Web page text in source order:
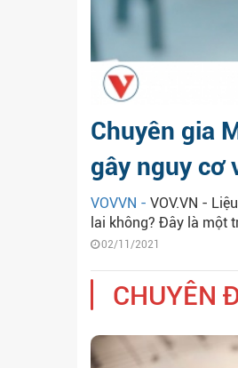
Chuyên gia
gây nguy cơ
VOVVN - VOV.VN -
lai không? Đây là một
02/11/2021
CHUYÊN